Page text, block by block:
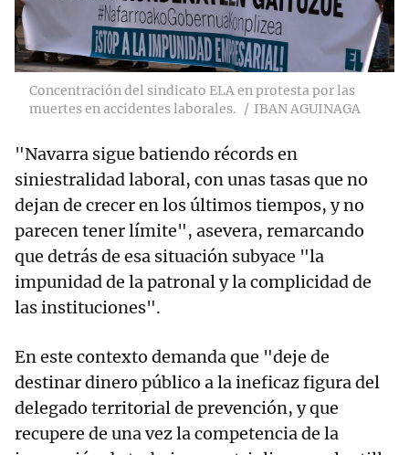
Concentración del sindicato ELA en protesta por las
muertes en accidentes laborales.
IBAN AGUINAGA
"Navarra sigue batiendo récords en
siniestralidad laboral, con unas tasas que no
dejan de crecer en los últimos tiempos, y no
parecen tener límite", asevera, remarcando
que detrás de esa situación subyace "la
impunidad de la patronal y la complicidad de
las instituciones".
En este contexto demanda que "deje de
destinar dinero público a la ineficaz figura del
delegado territorial de prevención, y que
recupere de una vez la competencia de la